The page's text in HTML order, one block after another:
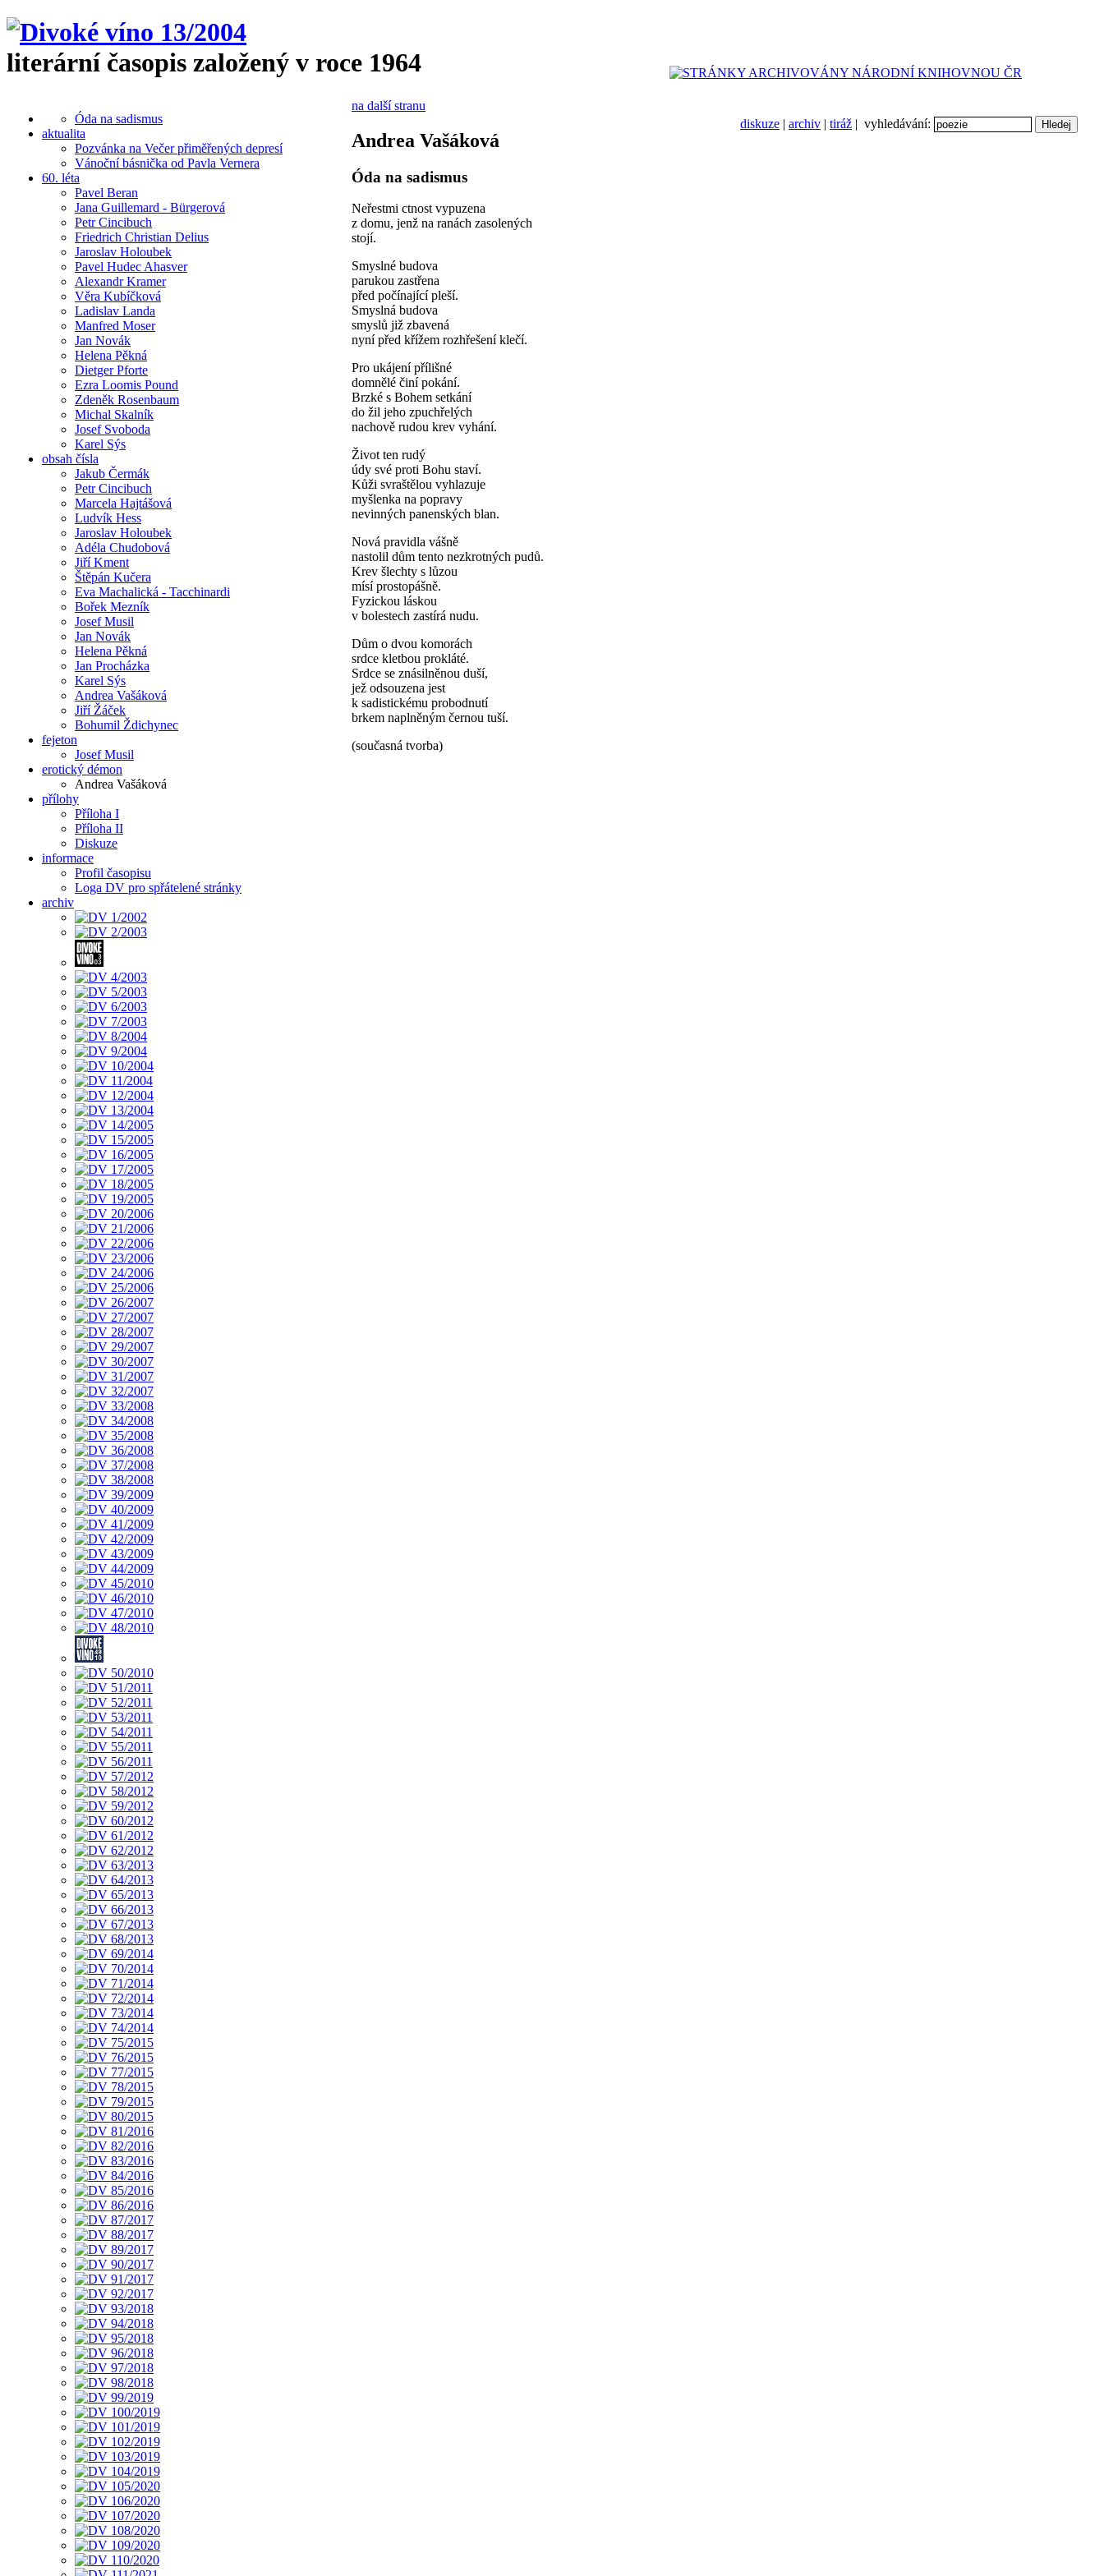
literární časopis založený v roce 1964
diskuze | archiv | tiráž | vyhledávání:
Óda na sadismus
aktualita
Pozvánka na Večer přiměřených depresí
Vánoční básnička od Pavla Vernera
60. léta
Pavel Beran
Jana Guillemard - Bürgerová
Petr Cincibuch
Friedrich Christian Delius
Jaroslav Holoubek
Pavel Hudec Ahasver
Alexandr Kramer
Věra Kubíčková
Ladislav Landa
Manfred Moser
Jan Novák
Helena Pěkná
Dietger Pforte
Ezra Loomis Pound
Zdeněk Rosenbaum
Michal Skalník
Josef Svoboda
Karel Sýs
obsah čísla
Jakub Čermák
Petr Cincibuch
Marcela Hajtášová
Ludvík Hess
Jaroslav Holoubek
Adéla Chudobová
Jiří Kment
Štěpán Kučera
Eva Machalická - Tacchinardi
Bořek Mezník
Josef Musil
Jan Novák
Helena Pěkná
Jan Procházka
Karel Sýs
Andrea Vašáková
Jiří Žáček
Bohumil Ždichynec
fejeton
Josef Musil
erotický démon
Andrea Vašáková
přílohy
Příloha I
Příloha II
Diskuze
informace
Profil časopisu
Loga DV pro spřátelené stránky
archiv
na další stranu
Andrea Vašáková
Óda na sadismus
Neřestmi ctnost vypuzena
z domu, jenž na ranách zasolených
stojí.
Smyslné budova
parukou zastřena
před počínající pleší.
Smyslná budova
smyslů již zbavená
nyní před křížem rozhřešení klečí.
Pro ukájení přílišné
domnělé činí pokání.
Brzké s Bohem setkání
do žil jeho zpuchřelých
nachově rudou krev vyhání.
Život ten rudý
údy své proti Bohu staví.
Kůži svraštělou vyhlazuje
myšlenka na popravy
nevinných panenských blan.
Nová pravidla vášně
nastolil dům tento nezkrotných pudů.
Krev šlechty s lůzou
mísí prostopášně.
Fyzickou láskou
v bolestech zastírá nudu.
Dům o dvou komorách
srdce kletbou prokláté.
Srdce se znásilněnou duší,
jež odsouzena jest
k sadistickému probodnutí
brkem naplněným černou tuší.
(současná tvorba)